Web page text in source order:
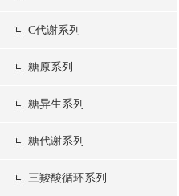
C代谢系列
糖原系列
糖异生系列
糖代谢系列
三羧酸循环系列